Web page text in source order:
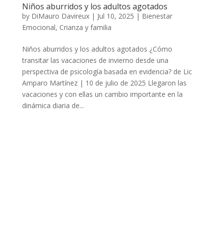
Niños aburridos y los adultos agotados
by DiMauro Davireux| Jul 10, 2025 | Bienestar
Emocional, Crianza y familia
Niños aburridos y los adultos agotados ¿Cómo
transitar las vacaciones de invierno desde una
perspectiva de psicología basada en evidencia? de Lic
Amparo Martínez | 10 de julio de 2025 Llegaron las
vacaciones y con ellas un cambio importante en la
dinámica diaria de...